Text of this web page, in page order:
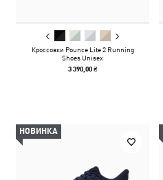
Кроссовки Pounce Lite 2 Running
Shoes Unisex
3 390,00 ₴
НОВИНКА